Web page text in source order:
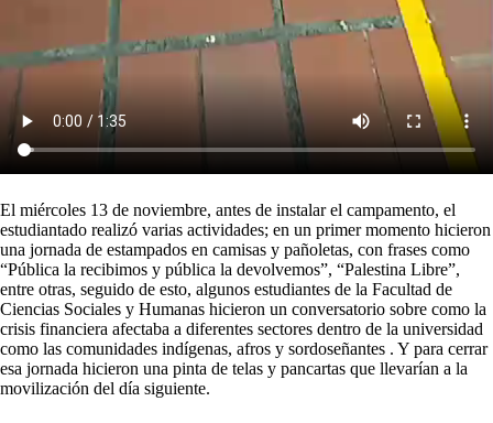
El miércoles 13 de noviembre, antes de instalar el campamento, el
estudiantado realizó varias actividades; en un primer momento hicieron
una jornada de estampados en camisas y pañoletas, con frases como
“Pública la recibimos y pública la devolvemos”, “Palestina Libre”,
entre otras, seguido de esto, algunos estudiantes de la Facultad de
Ciencias Sociales y Humanas hicieron un conversatorio sobre como la
crisis financiera afectaba a diferentes sectores dentro de la universidad
como las comunidades indígenas, afros y sordoseñantes . Y para cerrar
esa jornada hicieron una pinta de telas y pancartas que llevarían a la
movilización del día siguiente.